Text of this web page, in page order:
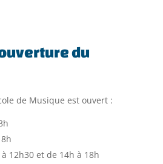
du
de Musique est ouvert :
12h30 et de 14h à 18h